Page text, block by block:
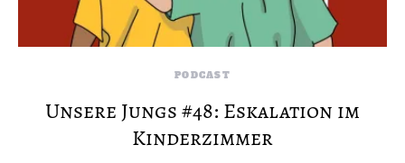
PODCAST
Unsere Jungs #48: Eskalation im
Kinderzimmer